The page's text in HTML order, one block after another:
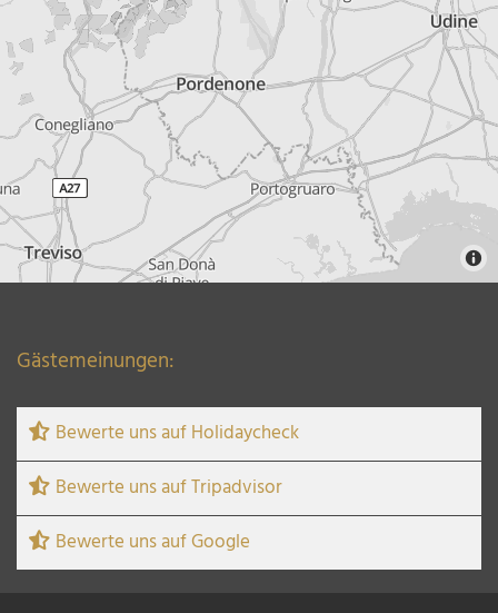
Gästemeinungen:
Bewerte uns auf Holidaycheck
Bewerte uns auf Tripadvisor
Bewerte uns auf Google